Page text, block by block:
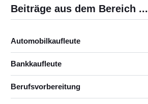
Beiträge aus dem Bereich ...
Automobilkaufleute
Bankkaufleute
Berufsvorbereitung